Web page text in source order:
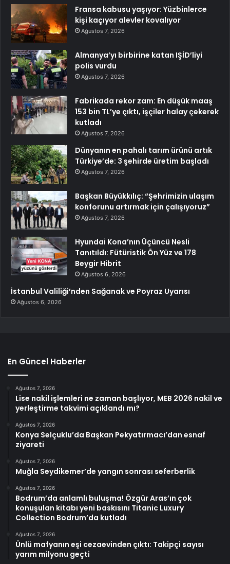
Fransa kabusu yaşıyor: Yüzbinlerce
kişi kaçıyor alevler kovalıyor
Ağustos 7, 2026
Almanya’yı birbirine katan IŞİD’liyi
polis vurdu
Ağustos 7, 2026
Fabrikada rekor zam: En düşük maaş
153 bin TL’ye çıktı, işçiler halay çekerek
kutladı
Ağustos 7, 2026
Dünyanın en pahalı tarım ürünü artık
Türkiye’de: 3 şehirde üretim başladı
Ağustos 7, 2026
Başkan Büyükkılıç: “Şehrimizin ulaşım
konforunu artırmak için çalışıyoruz”
Ağustos 7, 2026
Hyundai Kona’nın Üçüncü Nesli
Tanıtıldı: Fütüristik Ön Yüz ve 178
Beygir Hibrit
Ağustos 6, 2026
İstanbul Valiliği’nden Sağanak ve Poyraz Uyarısı
Ağustos 6, 2026
En Güncel Haberler
Ağustos 7, 2026
Lise nakil işlemleri ne zaman başlıyor, MEB 2026 nakil ve
yerleştirme takvimi açıklandı mı?
Ağustos 7, 2026
Konya Selçuklu’da Başkan Pekyatırmacı’dan esnaf
ziyareti
Ağustos 7, 2026
Muğla Seydikemer’de yangın sonrası seferberlik
Ağustos 7, 2026
Bodrum’da anlamlı buluşma! Özgür Aras’ın çok
konuşulan kitabı yeni baskısını Titanic Luxury
Collection Bodrum’da kutladı
Ağustos 7, 2026
Ünlü mafyanın eşi cezaevinden çıktı: Takipçi sayısı
yarım milyonu geçti